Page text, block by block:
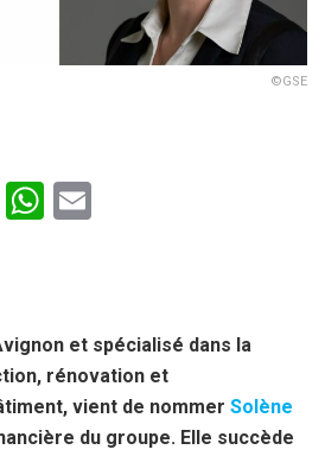
©GSE
M W
A
p
p
et spécialisé dans la
rénovation et
vient de nommer Solène
du groupe. Elle succède